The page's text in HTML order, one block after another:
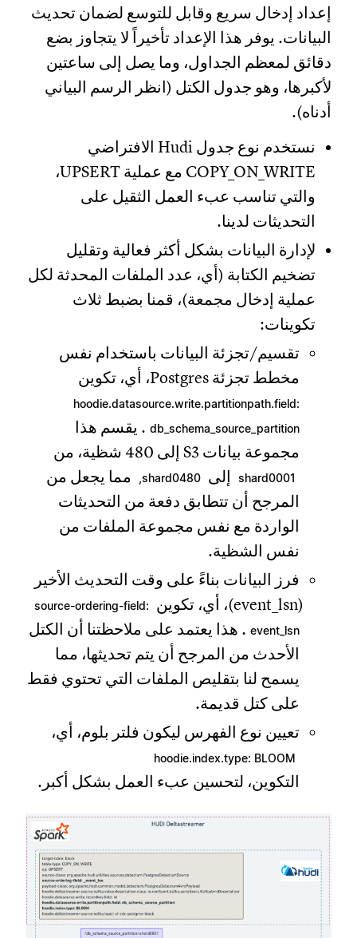
إعداد إدخال سريع وقابل للتوسع لضمان تحديث
البيانات. يوفر هذا الإعداد تأخيراً لا يتجاوز بضع
دقائق لمعظم الجداول، وما يصل إلى ساعتين
لأكبرها، وهو جدول الكتل (انظر الرسم البياني
أدناه).
نستخدم نوع جدول Hudi الافتراضي
COPY_ON_WRITE مع عملية UPSERT،
والتي تناسب عبء العمل الثقيل على
التحديثات لدينا.
لإدارة البيانات بشكل أكثر فعالية وتقليل
تضخيم الكتابة (أي، عدد الملفات المحدثة لكل
عملية إدخال مجمعة)، قمنا بضبط ثلاث
تكوينات:
تقسيم/تجزئة البيانات باستخدام نفس
مخطط تجزئة Postgres، أي، تكوين
hoodie.datasource.write.partitionpath.field:
db_schema_source_partition . يقسم هذا
مجموعة بيانات S3 إلى 480 شظية، من
shard0001 إلى shard0480, مما يجعل من
المرجح أن تتطابق دفعة من التحديثات
الواردة مع نفس مجموعة الملفات من
نفس الشظية.
فرز البيانات بناءً على وقت التحديث الأخير
source-ordering-field:
event_lsn . هذا يعتمد على ملاحظتنا أن الكتل
الأحدث من المرجح أن يتم تحديثها، مما
يسمح لنا بتقليص الملفات التي تحتوي فقط
على كتل قديمة.
تعيين نوع الفهرس ليكون فلتر بلوم، أي،
hoodie.index.type: BLOOM
التكوين، لتحسين عبء العمل بشكل أكبر.